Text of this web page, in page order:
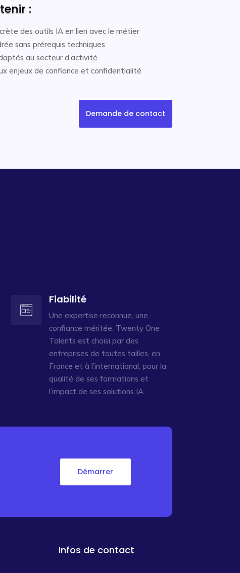
:
des outils IA en lien avec le métier
sans prérequis techniques
au secteur d’activité
enjeux de confiance et confidentialité
Demande de contact
Fiabilité
Une expertise reconnue, une
confiance méritée. Twenty One
Talents est choisi par des
entreprises de toutes tailles, en
France et à l’international, pour la
qualité de ses formations et
l’impact de ses solutions IA.
Démarrer
Infos de contact